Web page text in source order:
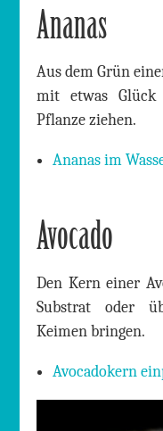
Ananas
Aus dem Grün
mit etwas Glück
Pflanze ziehen.
Ananas im
Avocado
Den Kern einer
Substrat oder
Keimen bringen.
Avocadokern